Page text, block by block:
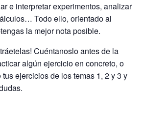
e interpretar experimentos, analizar
Todo ello, orientado al
la mejor nota posible.
Cuéntanoslo antes de la
algún ejercicio en concreto, o
ejercicios de los temas 1, 2 y 3 y